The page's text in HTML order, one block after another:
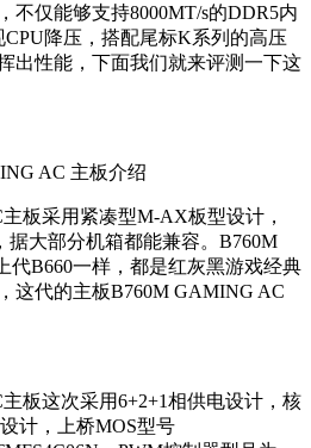
不仅能够支持8000MT/s的DDR5内
降压，搭配尾标K系列的高压
出性能，下面我们就来评测一下这
AC 主板介绍
板采用紧凑型M-AX板型设计，
据大部分机箱都能兼容。B760M
代B660一样，都是红灰黑游戏经典
这代的主板B760M GAMING AC
板这次采用6+2+1相供电设计，核
计，上桥MOS型号